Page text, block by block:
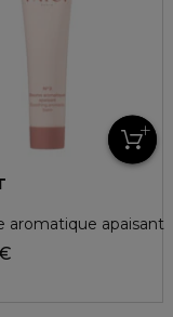
aromatique apaisant